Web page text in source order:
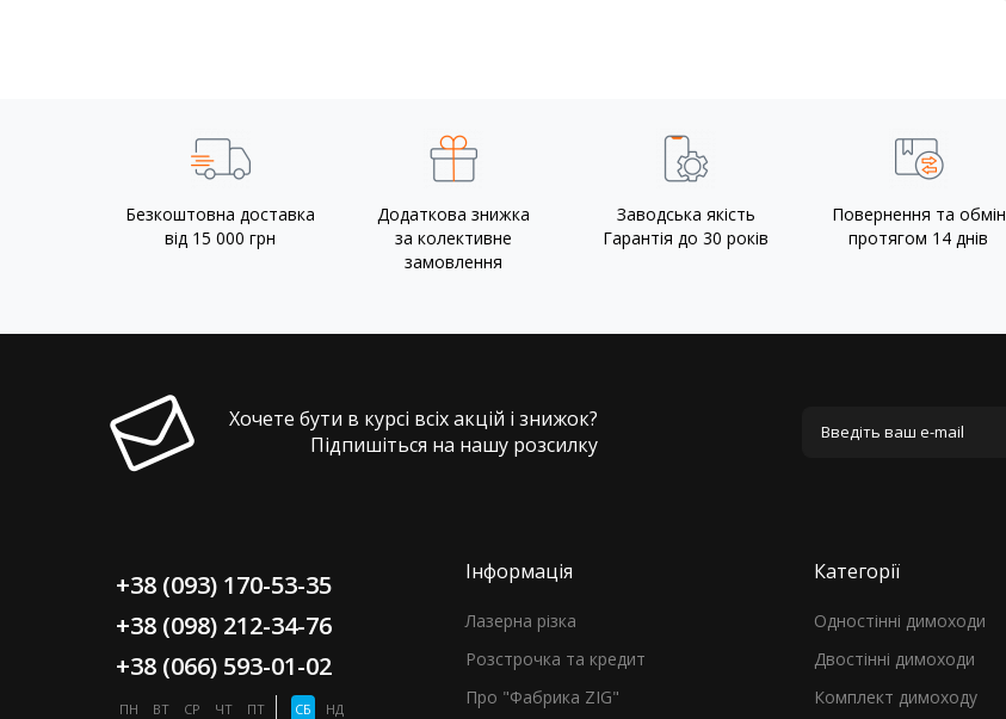
Безкоштовна доставка
від 15 000 грн
Додаткова знижка
за колективне
замовлення
Заводська якість
Гарантія до 30 років
Повернення та обмін
протягом 14 днів
Хочете бути в курсі всіх акцій і знижок?
Підпишіться на нашу розсилку
+38 (093) 170-53-35
+38 (098) 212-34-76
+38 (066) 593-01-02
ПН ВТ СР ЧТ ПТ СБ
НД
Інформація
Лазерна різка
Розстрочка та кредит
Про "Фабрика ZIG"
Категорії
Одностінні димоходи
Двостінні димоходи
Комплект димоходу